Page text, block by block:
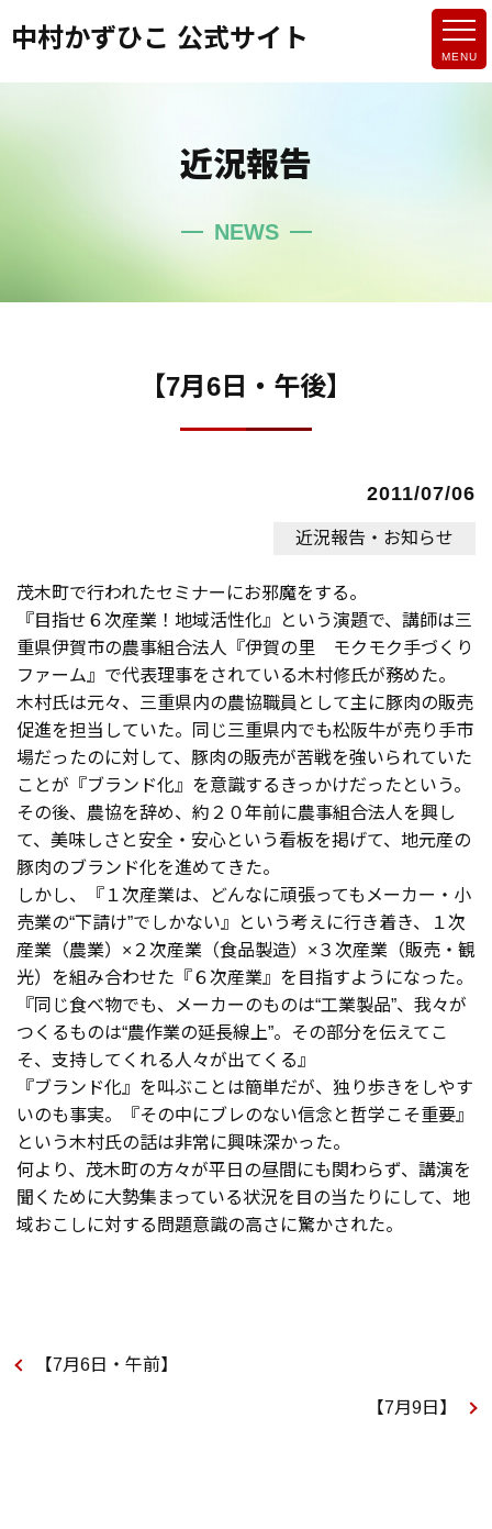
中村かずひこ 公式サイト
近況報告
NEWS
【7月6日・午後】
2011/07/06
近況報告・お知らせ
茂木町で行われたセミナーにお邪魔をする。
『目指せ６次産業！地域活性化』という演題で、講師は三
重県伊賀市の農事組合法人『伊賀の里 モクモク手づくり
ファーム』で代表理事をされている木村修氏が務めた。
木村氏は元々、三重県内の農協職員として主に豚肉の販売
促進を担当していた。同じ三重県内でも松阪牛が売り手市
場だったのに対して、豚肉の販売が苦戦を強いられていた
ことが『ブランド化』を意識するきっかけだったという。
その後、農協を辞め、約２０年前に農事組合法人を興し
て、美味しさと安全・安心という看板を掲げて、地元産の
豚肉のブランド化を進めてきた。
しかし、『１次産業は、どんなに頑張ってもメーカー・小
売業の“下請け”でしかない』という考えに行き着き、１次
産業（農業）×２次産業（食品製造）×３次産業（販売・観
光）を組み合わせた『６次産業』を目指すようになった。
『同じ食べ物でも、メーカーのものは“工業製品”、我々が
つくるものは“農作業の延長線上”。その部分を伝えてこ
そ、支持してくれる人々が出てくる』
『ブランド化』を叫ぶことは簡単だが、独り歩きをしやす
いのも事実。『その中にブレのない信念と哲学こそ重要』
という木村氏の話は非常に興味深かった。
何より、茂木町の方々が平日の昼間にも関わらず、講演を
聞くために大勢集まっている状況を目の当たりにして、地
域おこしに対する問題意識の高さに驚かされた。
【7月6日・午前】
【7月9日】